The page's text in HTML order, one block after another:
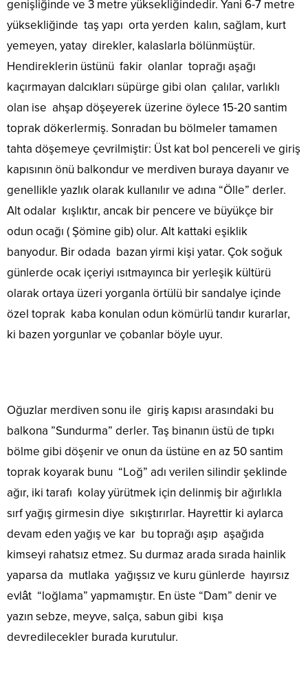
genişliğinde ve 3 metre yüksekliğindedir. Yani 6-7 metre
yüksekliğinde taş yapı orta yerden kalın, sağlam, kurt
yemeyen, yatay direkler, kalaslarla bölünmüştür.
Hendireklerin üstünü fakir olanlar toprağı aşağı
kaçırmayan dalcıkları süpürge gibi olan çalılar, varlıklı
olan ise ahşap döşeyerek üzerine öylece 15-20 santim
toprak dökerlermiş. Sonradan bu bölmeler tamamen
tahta döşemeye çevrilmiştir: Üst kat bol pencereli ve giriş
kapısının önü balkondur ve merdiven buraya dayanır ve
genellikle yazlık olarak kullanılır ve adına “Ölle” derler.
Alt odalar kışlıktır, ancak bir pencere ve büyükçe bir
odun ocağı ( Şömine gib) olur. Alt kattaki eşiklik
banyodur. Bir odada bazan yirmi kişi yatar. Çok soğuk
günlerde ocak içeriyi ısıtmayınca bir yerleşik kültürü
olarak ortaya üzeri yorganla örtülü bir sandalye içinde
özel toprak kaba konulan odun kömürlü tandır kurarlar,
ki bazen yorgunlar ve çobanlar böyle uyur.
Oğuzlar merdiven sonu ile giriş kapısı arasındaki bu
balkona ”Sundurma” derler. Taş binanın üstü de tıpkı
bölme gibi döşenir ve onun da üstüne en az 50 santim
toprak koyarak bunu “Loğ” adı verilen silindir şeklinde
ağır, iki tarafı kolay yürütmek için delinmiş bir ağırlıkla
sırf yağış girmesin diye sıkıştırırlar. Hayrettir ki aylarca
devam eden yağış ve kar bu toprağı aşıp aşağıda
kimseyi rahatsız etmez. Su durmaz arada sırada hainlik
yaparsa da mutlaka yağışsız ve kuru günlerde hayırsız
evlât “loğlama” yapmamıştır. En üste “Dam” denir ve
yazın sebze, meyve, salça, sabun gibi kışa
devredilecekler burada kurutulur.